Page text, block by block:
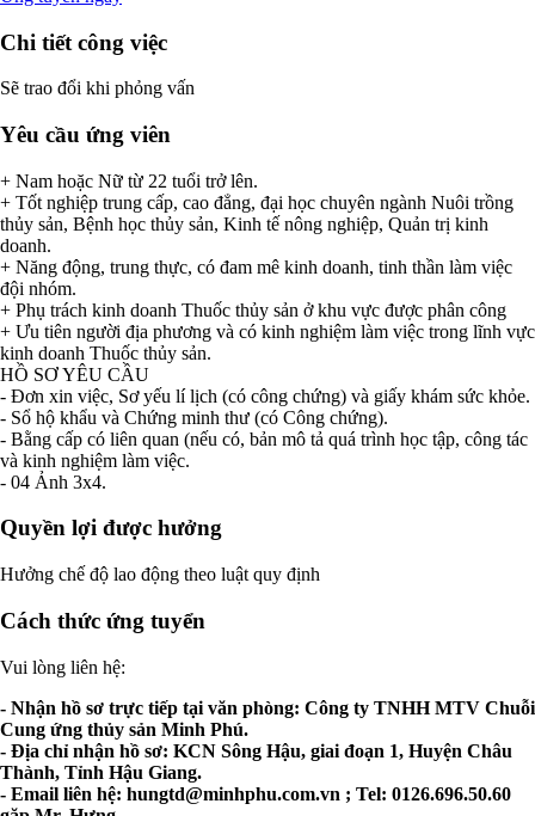
Chi tiết công việc
Sẽ trao đổi khi phỏng vấn
Yêu cầu ứng viên
+ Nam hoặc Nữ từ 22 tuổi trở lên.
+ Tốt nghiệp trung cấp, cao đẳng, đại học chuyên ngành Nuôi trồng
thủy sản, Bệnh học thủy sản, Kinh tế nông nghiệp, Quản trị kinh
doanh.
+ Năng động, trung thực, có đam mê kinh doanh, tinh thần làm việc
đội nhóm.
+ Phụ trách kinh doanh Thuốc thủy sản ở khu vực được phân công
+ Ưu tiên người địa phương và có kinh nghiệm làm việc trong lĩnh vực
kinh doanh Thuốc thủy sản.
HỒ SƠ YÊU CẦU
- Đơn xin việc, Sơ yếu lí lịch (có công chứng) và giấy khám sức khỏe.
- Sổ hộ khẩu và Chứng minh thư (có Công chứng).
- Bằng cấp có liên quan (nếu có, bản mô tả quá trình học tập, công tác
và kinh nghiệm làm việc.
- 04 Ảnh 3x4.
Quyền lợi được hưởng
Hưởng chế độ lao động theo luật quy định
Cách thức ứng tuyển
Vui lòng liên hệ:
- Nhận hồ sơ trực tiếp tại văn phòng: Công ty TNHH MTV Chuỗi
Cung ứng thủy sản Minh Phú.
- Địa chỉ nhận hồ sơ: KCN Sông Hậu, giai đoạn 1, Huyện Châu
Thành, Tỉnh Hậu Giang.
- Email liên hệ: hungtd@minhphu.com.vn ; Tel: 0126.696.50.60